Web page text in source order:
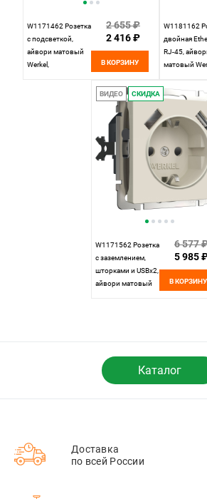
W1171462 Розетка
с подсветкой,
айвори матовый
Werkel,
2 655 ₽
2 416 ₽
В КОРЗИНУ
W1181162
двойная
RJ-45,
матовый
ВИДЕО СКИДКА
W1171562 Розетка
с заземлением,
шторками и USBх2,
айвори матовый
6 577
5 985
В КОРЗИНУ
Каталог
Доставка
по всей России